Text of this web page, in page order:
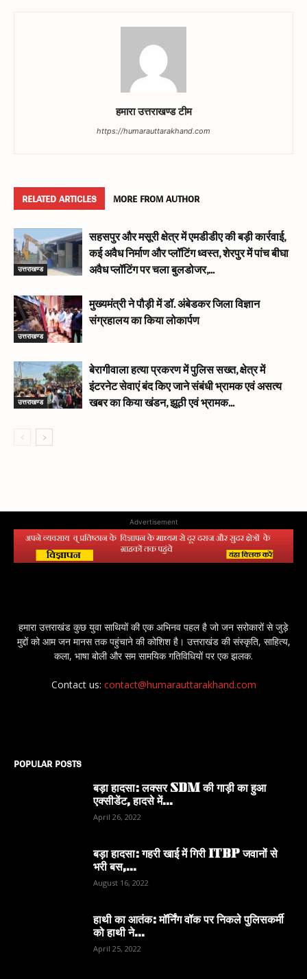
हमारा उत्तराखण्ड टीम
https://humarauttarakhand.com
RELATED ARTICLES MORE FROM AUTHOR
उत्तराखण्ड
सहसपुर और मसूरी क्षेत्र में एमडीडीए की बड़ी कार्रवाई,
कई अवैध निर्माण और प्लॉटिंग ध्वस्त, शेरपुर में पांच बीघा
अवैध प्लॉटिंग पर चला बुलडोजर,...
उत्तराखण्ड
मुख्यमंत्री ने पौड़ी में डॉ. अंबेडकर जिला विज्ञान
संग्रहालय का किया लोकार्पण
उत्तराखण्ड
बेरागीवाला हत्या प्रकरण में पुलिस सख्त, क्षेत्र में
इंटरनेट सेवाएं बंद किए जाने संबंधी भ्रामक एवं असत्य
खबर का किया खंडन, झूठी एवं भ्रामक...
Advertisement
हमारा उत्तराखंड कुछ युवा साथियों की एक अभिनव पहल है जो जन सरोकारों से जुड़े
मुद्दों को आम जन मानस तक पहुंचाने की कोशिश है। उत्तराखंड की संस्कृति, साहित्य,
कला, भाषा बोली और सम सामयिक गतिविधियों पर एक झलक.
Contact us: contact@humarauttarakhand.com
POPULAR POSTS
बड़ा हादसा: लक्सर SDM की गाड़ी का हुआ
एक्सीडेंट, हादसे में...
April 26, 2022
बड़ा हादसा: गहरी खाई में गिरी ITBP जवानों से
भरी बस,...
August 16, 2022
हाथी का आतंक: मॉर्निंग वॉक पर निकले पुलिसकर्मी
को हाथी ने...
April 25, 2022